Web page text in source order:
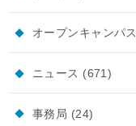
オープンキャンパス
ニュース (671)
事務局 (24)